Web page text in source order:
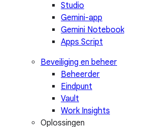
Studio
Gemini-app
Gemini Notebook
Apps Script
Beveiliging en beheer
Beheerder
Eindpunt
Vault
Work Insights
Oplossingen